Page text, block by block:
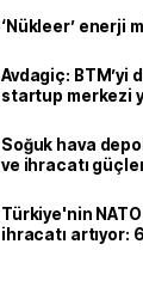
‘Nükleer’ enerji
Avdagiç: BTM’yi
startup merkezi
Soğuk hava
ve ihracatı
Türkiye'nin
ihracatı artıyor: